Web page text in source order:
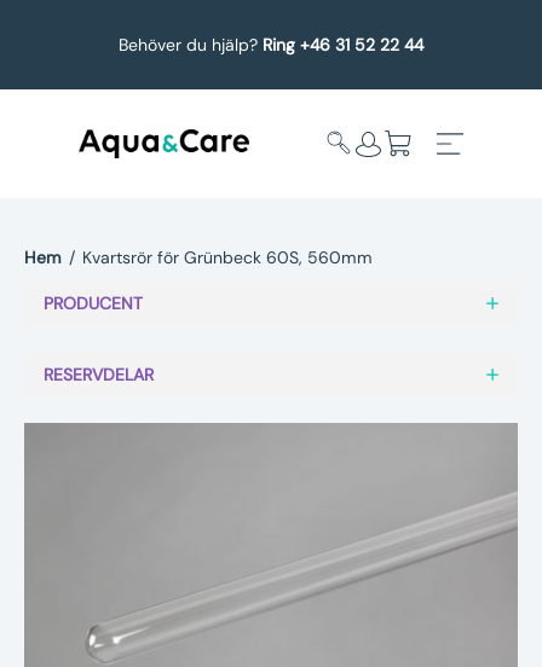
Behöver du hjälp? Ring +46 31 52 22 44
undermeny
Service
Nyheter
Underhållstips
Hem / Kvartsrör för Grünbeck 60S, 560mm
PRODUCENT
RESERVDELAR